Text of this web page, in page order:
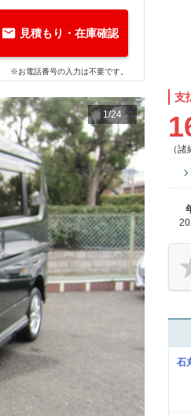
見積もり・在庫確認
※お電話番号の入力は不要です。
1/24
支
（
石